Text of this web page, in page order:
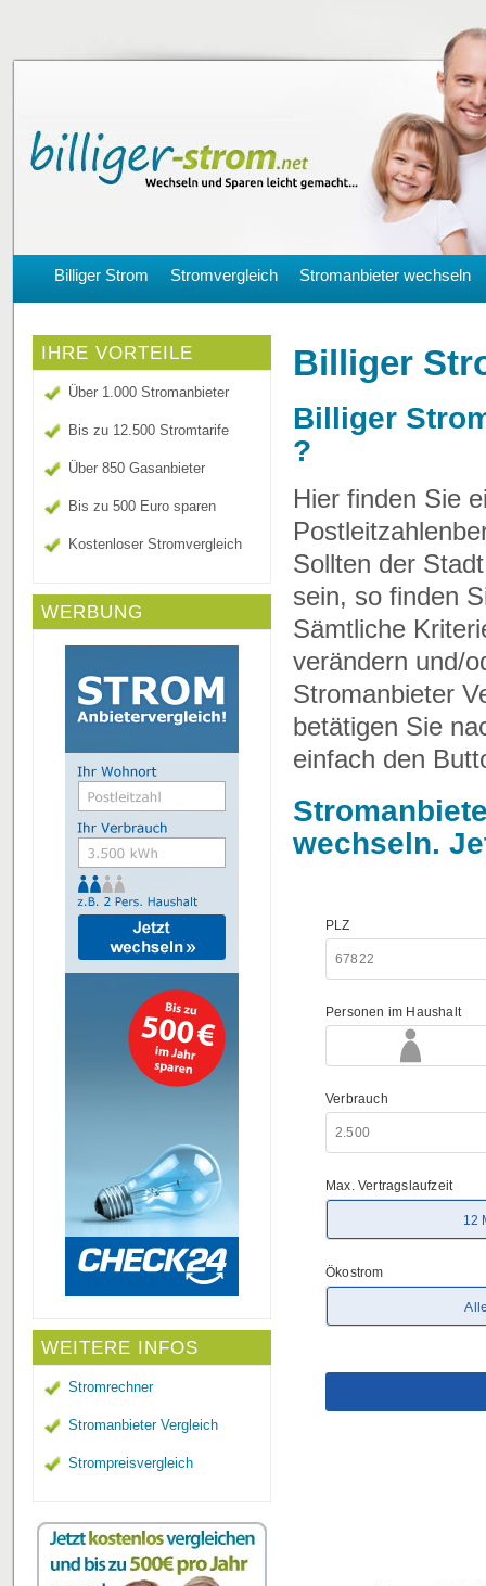
Billiger Strom Stromvergleich Stromanbieter wechseln
IHRE VORTEILE
Über 1.000 Stromanbieter
Bis zu 12.500 Stromtarife
Über 850 Gasanbieter
Bis zu 500 Euro sparen
Kostenloser Stromvergleich
WERBUNG
WEITERE INFOS
Stromrechner
Stromanbieter Vergleich
Strompreisvergleich
Billiger
Billiger
?
Hier finden Sie
Sollten der
sein, so finden
Sämtliche
verändern und/
Stromanbieter
betätigen Sie
einfach den
wechseln.